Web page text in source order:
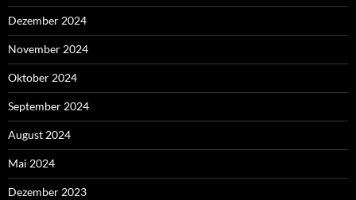
Dezember 2024
November 2024
Oktober 2024
September 2024
August 2024
Mai 2024
Dezember 2023